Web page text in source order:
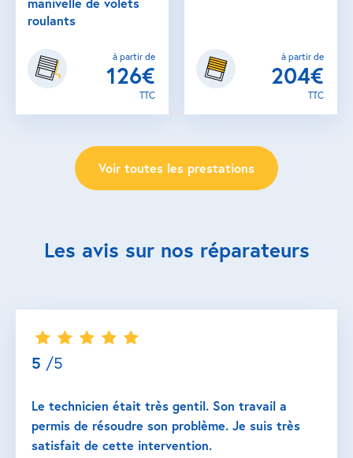
roulants
à partir de
126€
TTC
à partir de
204€
TTC
Voir toutes les prestations
Les avis sur nos réparateurs
5 /5
Le technicien était très gentil. Son travail a
permis de résoudre son problème. Je suis très
satisfait de cette intervention.